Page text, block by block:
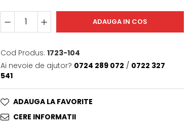
ADAUGA IN COS
Cod Produs: 1723-104
Ai nevoie de ajutor? 0724 289 072 / 0722 327
541
ADAUGA LA FAVORITE
CERE INFORMATII